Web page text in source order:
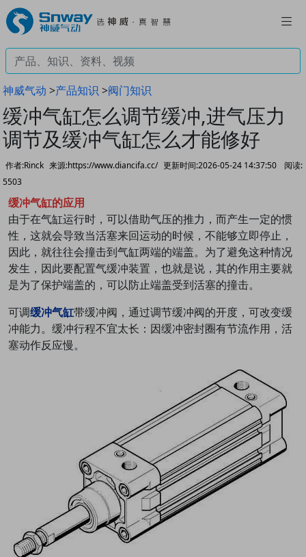
神威气动 >产品知识 >阀门知识
缓冲气缸怎么调节缓冲,进气压力
调节及缓冲气缸怎么才能修好
作者:Rinck 来源:https://www.diancifa.cc/ 更新时间:2026-05-24 14:37:50
阅读:
5503
缓冲气缸的应用
由于在气缸运行时，可以借助气压的推力，而产生一定的惯
性，这就会导致当活塞来回运动的时候，不能够立即停止，
因此，就往往会撞击到气缸两端的端盖。为了避免这种情况
发生，因此要配置气缓冲装置，也就是说，其的作用主要就
是为了保护端盖的，可以防止端盖受到活塞的撞击。
可调缓冲气缸带缓冲阀，通过调节缓冲阀的开度，可改变缓
冲能力。缓冲行程不宜太长：因缓冲密封圈有节流作用，活
塞动作反应慢。